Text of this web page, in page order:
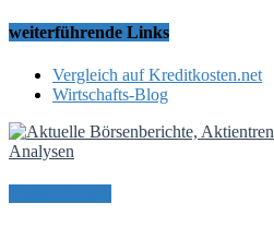
weiterführende Links
Vergleich auf Kreditkosten.net
Wirtschafts-Blog